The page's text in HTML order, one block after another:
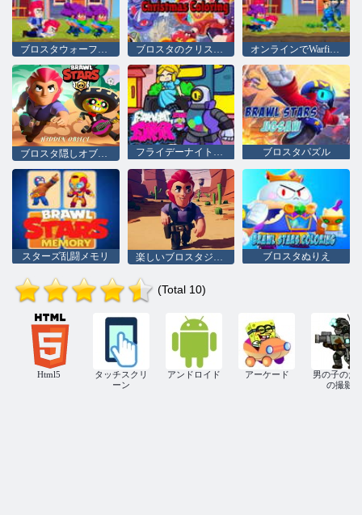
ブロスタウォーファイア ブロスタのクリスマスぬりえ オンラインでWarfireを乱闘する
フライデーナイトファンキンブロスタモッド ブロスタパズル
スターズ乱闘メモリ 楽しいブロスタジグソーパズル ブロスタぬりえ
(Total 10)
Html5
タッチスクリ
ーン
アンドロイド アーケード
男の子のた
の撮影